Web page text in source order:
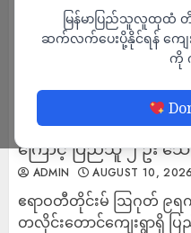
မြန်မာပြည်သူလူထုထံ
ဆက်လက်ပေးပို့နိုင်ရန် ကျေး
ကို
အမ်းတွင် စစ်တပ်က လေ
ကြောင့် ပြည်သူ ၂ ဦး သေ
ADMIN AUGUST 10, 2026
ဧရာဝတီတိုင်းမ် ‎ဩဂုတ် ၉ရက်
တလိုင်းတောင်ကျေးရွာရှိ ပြ